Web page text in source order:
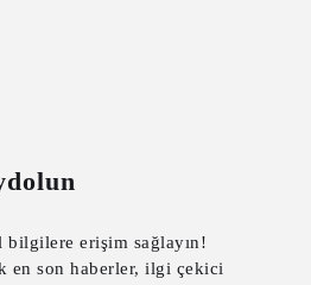
erişim sağlayın!
en son haberler, ilgi çekici